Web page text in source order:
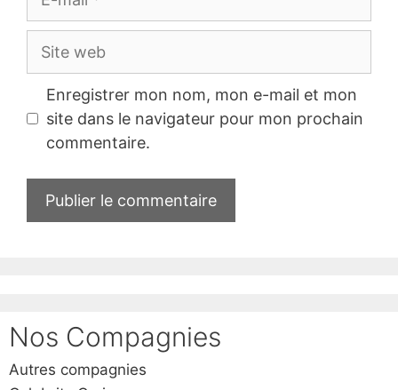
Site
Enregistrer mon nom, mon e-mail et mon
site dans le navigateur pour mon prochain
commentaire.
Nos Compagnies
Autres compagnies